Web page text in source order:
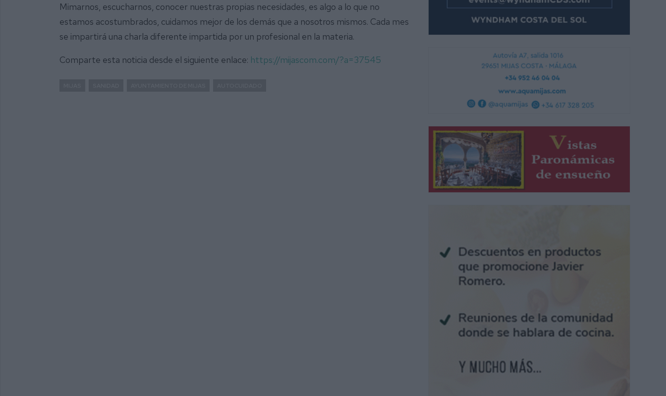
Mimarnos, escucharnos, conocer nuestras propias necesidades, es algo a lo que no
estamos acostumbrados, cuidamos mejor de los demás que a nosotros mismos. Cada mes
se impartirá una charla diferente impartida por un profesional en la materia.
Comparte esta noticia desde el siguiente enlace: https://mijascom.com/?a=37545